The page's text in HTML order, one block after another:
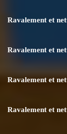
Ravalement et
Ravalement et
Ravalement et
Ravalement et